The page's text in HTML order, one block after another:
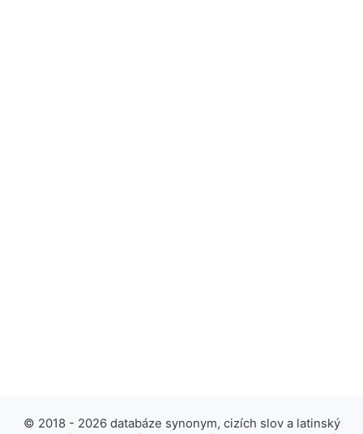
© 2018 - 2026 databáze synonym, cizích slov a latinský